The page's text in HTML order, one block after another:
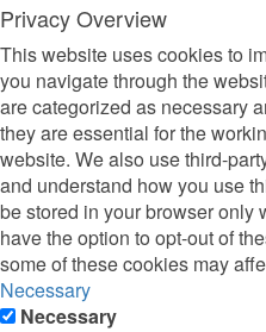
Privacy Overview
This website uses cookies to
you navigate through the
are categorized as necessary
they are essential for the
website. We also use third-
and understand how you use
be stored in your browser only
have the option to opt-out of
some of these cookies may
Necessary
Necessary